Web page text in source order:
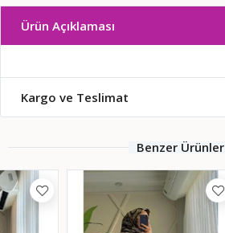
Ürün Açıklaması
Kargo ve Teslimat
Benzer Ürünler